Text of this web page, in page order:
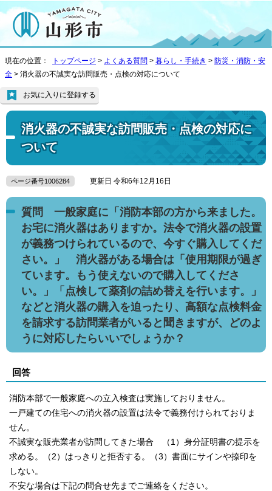
現在の位置： トップページ > よくある質問 > 暮らし・手続き > 防災・消防・安
全 > 消火器の不誠実な訪問販売・点検の対応について
消火器の不誠実な訪問販売・点検の対応に
ついて
お気に入りに登録する
ページ番号1006284 更新日 令和6年12月16日
質問 一般家庭に「消防本部の方から来ました。
お宅に消火器はありますか。法令で消火器の設置
が義務つけられているので、今すぐ購入してくだ
さい。」 消火器がある場合は「使用期限が過ぎ
ています。もう使えないので購入してくださ
い。」「点検して薬剤の詰め替えを行います。」
などと消火器の購入を迫ったり、高額な点検料金
を請求する訪問業者がいると聞きますが、どのよ
うに対応したらいいでしょうか？
回答
消防本部で一般家庭への立入検査は実施しておりません。
一戸建ての住宅への消火器の設置は法令で義務付けられておりま
せん。
不誠実な販売業者が訪問してきた場合 （1）身分証明書の提示を
求める。（2）はっきりと拒否する。（3）書面にサインや捺印を
しない。
不安な場合は下記の問合せ先までご連絡をください。